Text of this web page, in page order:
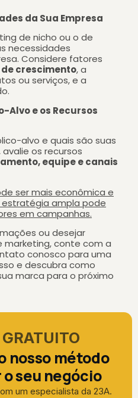
da Sua Empresa
de nicho ou o de
necessidades
Considere fatores
crescimento, a
ou serviços, e a
Alvo e os Recursos
alvo e quais são suas
os recursos
equipe e canais
ser mais econômica e
ampla pode
em campanhas.
ou desejar
marketing, conte com a
conosco para uma
e descubra como
marca para o próximo
nosso método
seu negócio
um especialista da 23A.